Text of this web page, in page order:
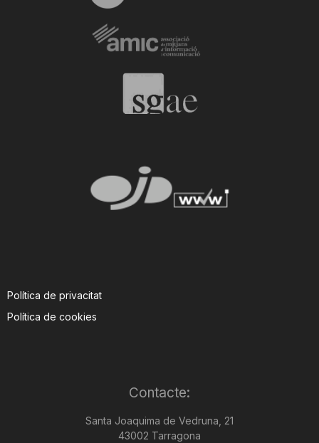
Política de privacitat
Política de cookies
Contacte:
Santa Joaquima de Vedruna, 21
43002 Tarragona